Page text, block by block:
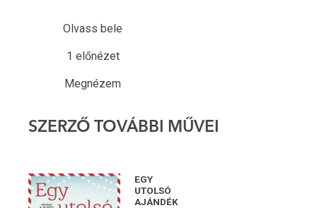
Olvass bele
1 előnézet
Megnézem
SZERZŐ TOVÁBBI MŰVEI
EGY
UTOLSÓ
AJÁNDÉK